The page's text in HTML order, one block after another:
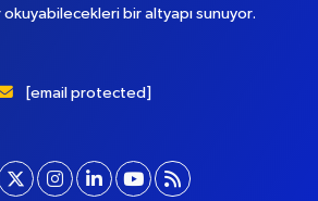
bir altyapı sunuyor.
[email protected]